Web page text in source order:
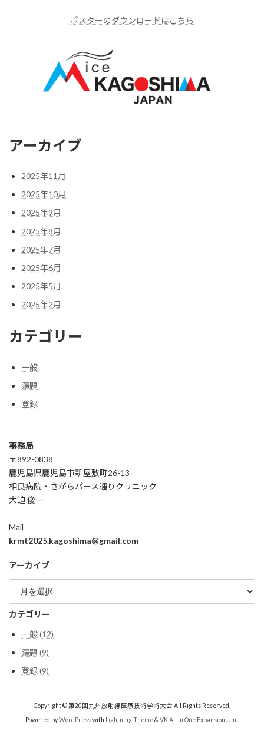
ポスターのダウンロードはこちら
アーカイブ
2025年11月
2025年10月
2025年9月
2025年8月
2025年7月
2025年6月
2025年5月
2025年2月
カテゴリー
一般
演題
登録
事務局
〒892-0838
鹿児島県鹿児島市新屋敷町26-13
相良病院・さがらパース通りクリニック
大迫 俊一
Mail
krmt2025.kagoshima@gmail.com
アーカイブ
カ
イ
カテゴリー
一般 (12)
演題 (9)
登録 (9)
Copyright © 第20回九州放射線医療技術学術大会 All Rights Reserved.
Powered byWordPresswith Lightning Theme& VK All in One Expansion Unit